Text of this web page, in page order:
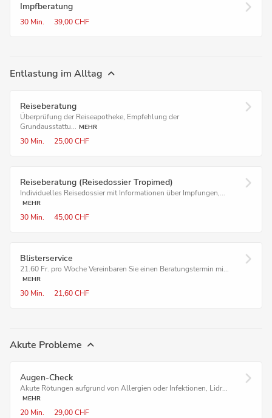
Impfberatung
30 Min. 39,00 CHF
Entlastung im Alltag
Reiseberatung
Überprüfung der Reiseapotheke, Empfehlung der
Grundausstattu... MEHR
30 Min. 25,00 CHF
Reiseberatung (Reisedossier Tropimed)
Individuelles Reisedossier mit Informationen über Impfungen,...
MEHR
30 Min. 45,00 CHF
Blister­service
21.60 Fr. pro Woche Vereinbaren Sie einen Beratungstermin mi...
MEHR
30 Min. 21,60 CHF
Akute Probleme
Augen-Check
Akute Rötungen aufgrund von Allergien oder Infektionen, Lidr...
MEHR
20 Min. 29,00 CHF